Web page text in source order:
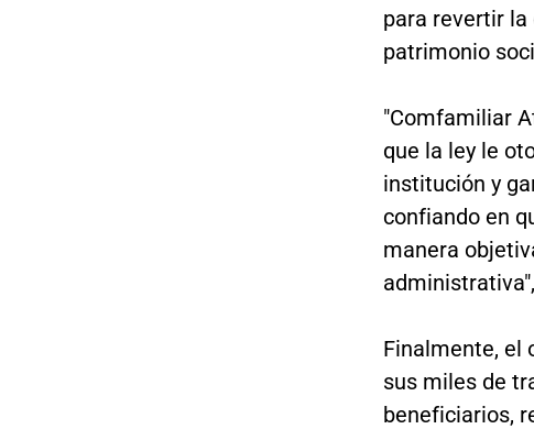
para revertir
patrimonio
"Comfamiliar
que la ley le
institución y
confiando en
manera
Finalmente, el
sus miles de
beneficiarios,